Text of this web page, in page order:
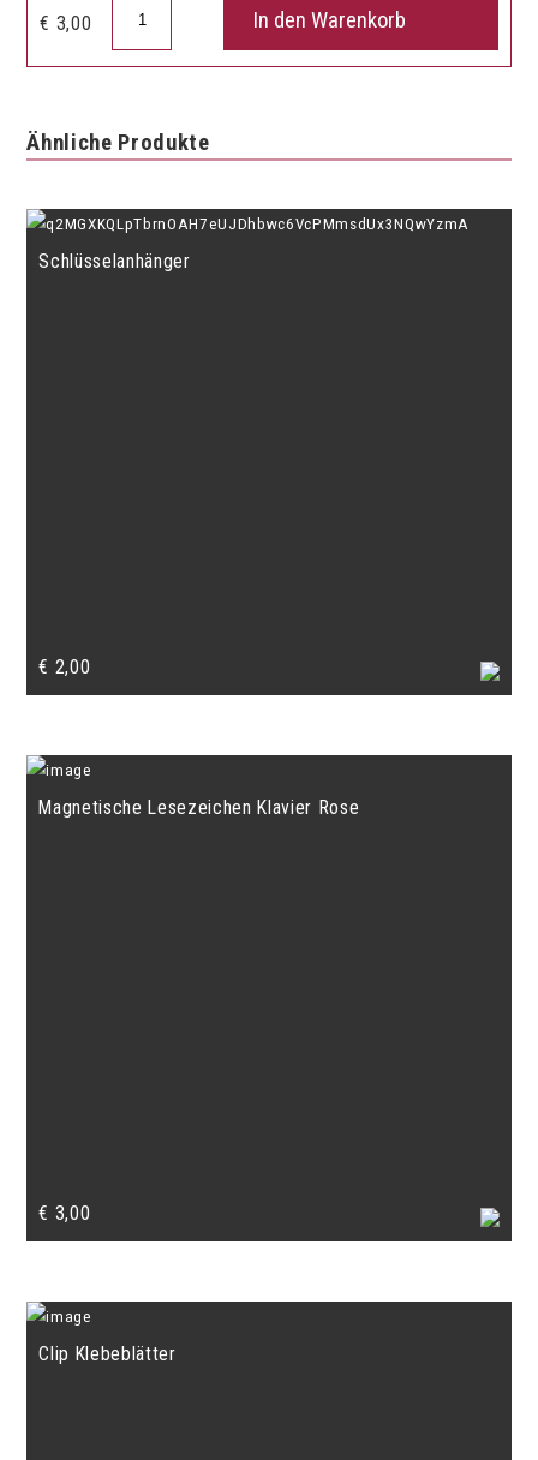
€ 3,00
Love,
Melody
In den Warenkorb
Ähnliche Produkte
Schlüsselanhänger
€ 2,00
Magnetische Lesezeichen Klavier Rose
€ 3,00
Clip Klebeblätter